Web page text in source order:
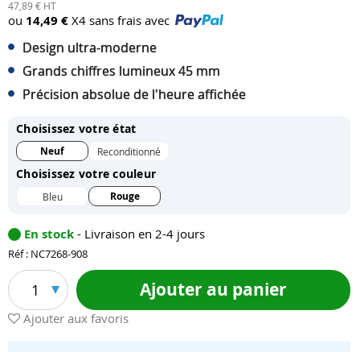
47,89 € HT
ou 14,49 € X4 sans frais avec
Design ultra-moderne
Grands chiffres lumineux 45 mm
Précision absolue de l'heure affichée
Choisissez votre état
Neuf Reconditionné
Choisissez votre couleur
Bleu Rouge
En stock - Livraison en 2-4 jours
Réf : NC7268-908
1 Ajouter au panier
Ajouter aux favoris